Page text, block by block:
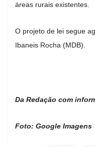
áreas rurais existentes.
O projeto de lei segue
Ibaneis Rocha (MDB).
Da Redação com
Foto: Google Imagens